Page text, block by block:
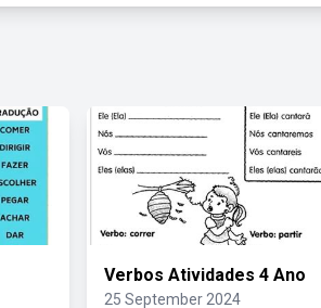
Verbos Atividades 4 Ano
25 September 2024